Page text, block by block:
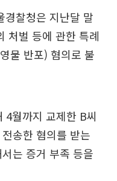
경찰청은 지난달 말
처벌 등에 관한 특례
물 반포) 혐의로 불
4월까지 교제한 B씨
송한 혐의를 받는
는 증거 부족 등을